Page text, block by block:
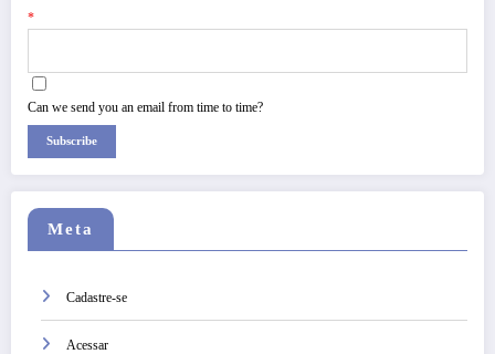
*
Can we send you an email from time to time?
Subscribe
Meta
Cadastre-se
Acessar